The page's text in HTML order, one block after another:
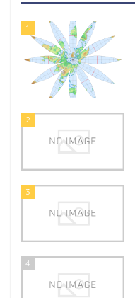
1
2
3
4